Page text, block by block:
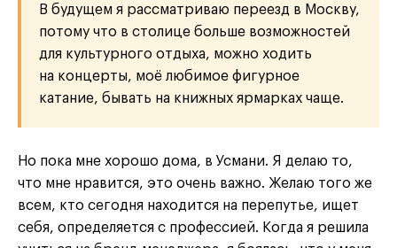
В будущем я рассматриваю переезд в Москву,
потому что в столице больше возможностей
для культурного отдыха, можно ходить
на концерты, моё любимое фигурное
катание, бывать на книжных ярмарках чаще.
Но пока мне хорошо дома, в Усмани. Я делаю то,
что мне нравится, это очень важно. Желаю того же
всем, кто сегодня находится на перепутье, ищет
себя, определяется с профессией. Когда я решила